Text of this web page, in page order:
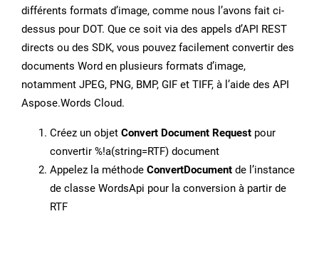
différents formats d’image, comme nous l’avons fait ci-
dessus pour DOT. Que ce soit via des appels d’API REST
directs ou des SDK, vous pouvez facilement convertir des
documents Word en plusieurs formats d’image,
notamment JPEG, PNG, BMP, GIF et TIFF, à l’aide des API
Aspose.Words Cloud.
Créez un objet Convert Document Request pour
convertir %!a(string=RTF) document
Appelez la méthode ConvertDocument de l’instance
de classe WordsApi pour la conversion à partir de
RTF